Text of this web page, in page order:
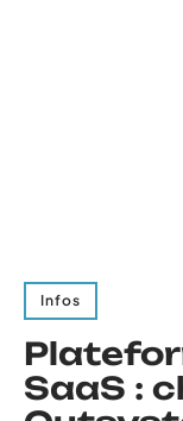
Infos
SaaS :